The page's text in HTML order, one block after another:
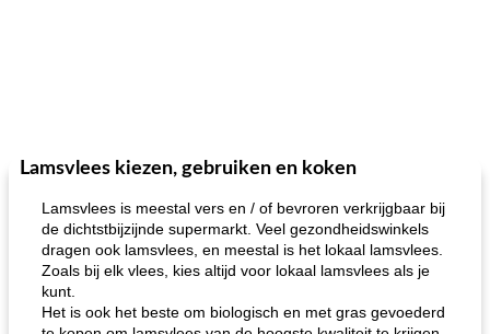
Lamsvlees kiezen, gebruiken en koken
Lamsvlees is meestal vers en / of bevroren verkrijgbaar bij
de dichtstbijzijnde supermarkt. Veel gezondheidswinkels
dragen ook lamsvlees, en meestal is het lokaal lamsvlees.
Zoals bij elk vlees, kies altijd voor lokaal lamsvlees als je
kunt.
Het is ook het beste om biologisch en met gras gevoederd